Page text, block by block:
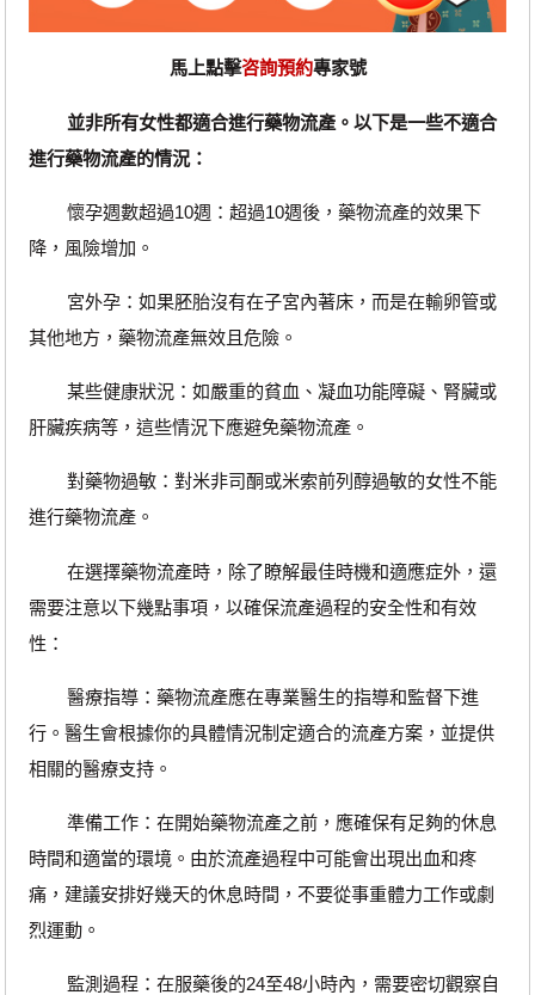
馬上點擊咨詢預約專家號
並非所有女性都適合進行藥物流產。以下是一些不適合
進行藥物流產的情況：
懷孕週數超過10週：超過10週後，藥物流產的效果下
降，風險增加。
宮外孕：如果胚胎沒有在子宮內著床，而是在輸卵管或
其他地方，藥物流產無效且危險。
某些健康狀況：如嚴重的貧血、凝血功能障礙、腎臟或
肝臟疾病等，這些情況下應避免藥物流產。
對藥物過敏：對米非司酮或米索前列醇過敏的女性不能
進行藥物流產。
在選擇藥物流產時，除了瞭解最佳時機和適應症外，還
需要注意以下幾點事項，以確保流產過程的安全性和有效
性：
醫療指導：藥物流產應在專業醫生的指導和監督下進
行。醫生會根據你的具體情況制定適合的流產方案，並提供
相關的醫療支持。
準備工作：在開始藥物流產之前，應確保有足夠的休息
時間和適當的環境。由於流產過程中可能會出現出血和疼
痛，建議安排好幾天的休息時間，不要從事重體力工作或劇
烈運動。
監測過程：在服藥後的24至48小時內，需要密切觀察自